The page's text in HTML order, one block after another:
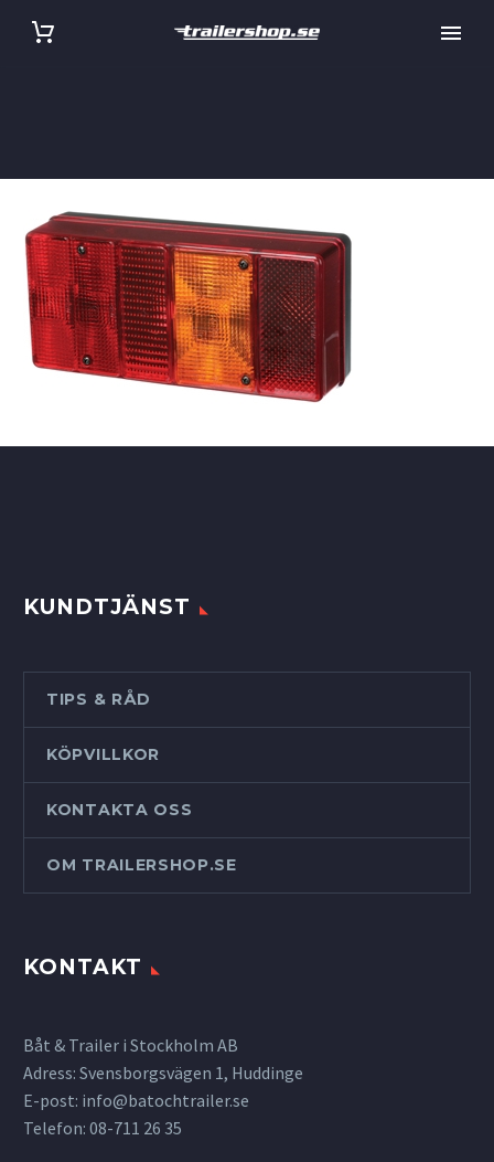
KUNDTJÄNST
TIPS & RÅD
KÖPVILLKOR
KONTAKTA OSS
OM TRAILERSHOP.SE
KONTAKT
Båt & Trailer i Stockholm AB
Adress: Svensborgsvägen 1, Huddinge
E-post: info@batochtrailer.se
Telefon: 08-711 26 35